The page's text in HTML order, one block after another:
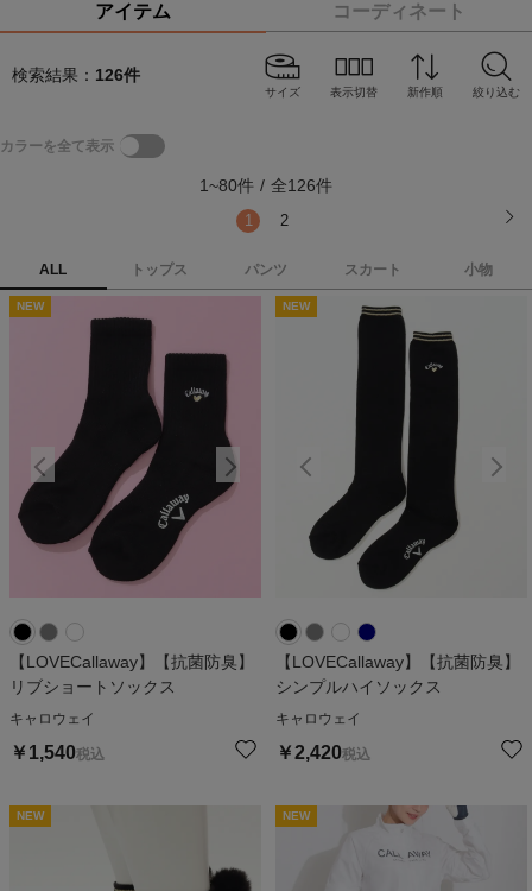
アイテム コーディネート
検索結果： 126件
サイズ 表示切替 新作順 絞り込む
カラーを全て表示
1~80件 / 全126件
1 2
ALL トップス パンツ スカート 小物
NEW NEW
【LOVECallaway】【抗菌防臭】
リブショートソックス
キャロウェイ
￥ 1,540税込
NEW NEW
【LOVECallaway】【抗菌防臭】
シンプルハイソックス
キャロウェイ
￥2,420税込
NEW NEW
NEW NEW